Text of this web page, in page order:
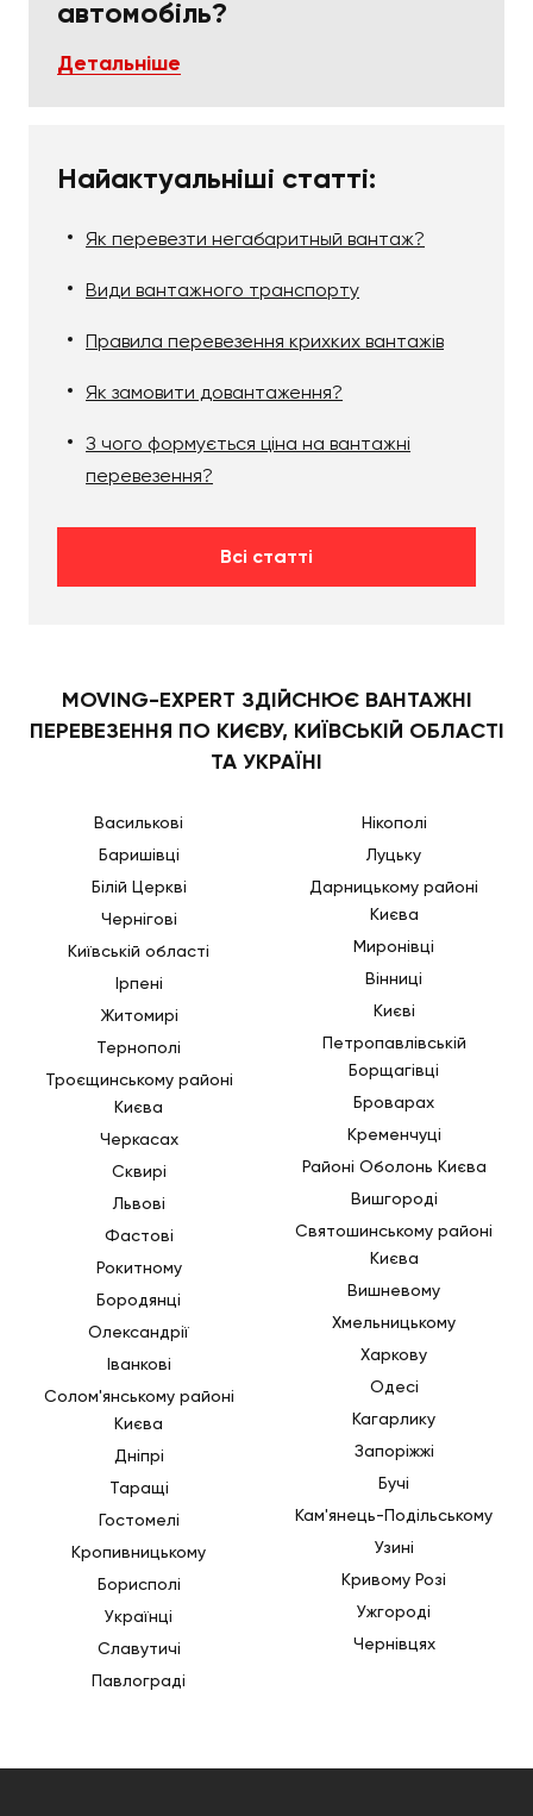
Ми працюємо з приватними клієнтами та
юридичними особами. Перед виконанням
замовлення оформляємо договір із зазначенням
послуг,вартості, прав та обов'язків сторін. Ми
автомобіль?
Детальніше
Найактуальніші статті:
Як перевезти негабаритный вантаж?
Види вантажного транспорту
Правила перевезення крихких вантажів
Як замовити довантаження?
З чого формується ціна на вантажні
перевезення?
Всі статті
MOVING-EXPERT ЗДІЙСНЮЄ ВАНТАЖНІ
ПЕРЕВЕЗЕННЯ ПО КИЄВУ, КИЇВСЬКІЙ ОБЛАСТІ
ТА УКРАЇНІ
Василькові
Баришівці
Білій Церкві
Чернігові
Київській області
Ірпені
Житомирі
Тернополі
Троєщинському районі
Києва
Черкасах
Сквирі
Львові
Фастові
Рокитному
Бородянці
Олександрії
Іванкові
Солом'янському районі
Києва
Дніпрі
Таращі
Гостомелі
Кропивницькому
Борисполі
Українці
Славутичі
Павлограді
Нікополі
Луцьку
Дарницькому районі
Києва
Миронівці
Вінниці
Києві
Петропавлівській
Борщагівці
Броварах
Кременчуці
Районі Оболонь Києва
Вишгороді
Святошинському районі
Києва
Вишневому
Хмельницькому
Харкову
Одесі
Кагарлику
Запоріжжі
Бучі
Кам'янець-Подільському
Узині
Кривому Розі
Ужгороді
Чернівцях